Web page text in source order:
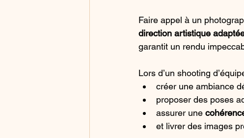
Faire appel à un
direction artistique
garantit un rendu
Lors d’un shooting
créer une ambiance
proposer des poses
assurer une
et livrer des images